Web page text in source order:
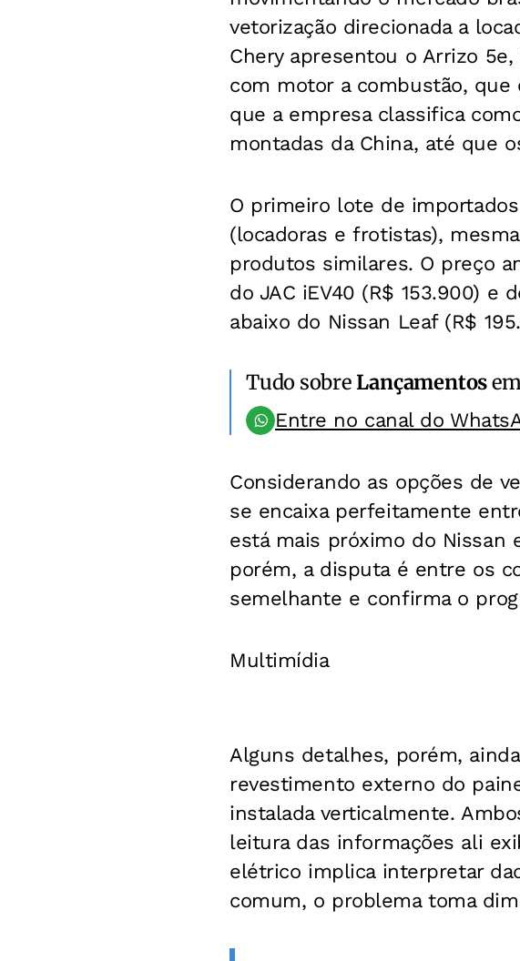
vetorização direcionada a
Chery apresentou o Arrizo
com motor a combustão,
que a empresa classifica
montadas da China, até que
O primeiro lote de
(locadoras e frotistas),
produtos similares. O preço
do JAC iEV40 (R$ 153.900) e
abaixo do Nissan Leaf (R$
Tudo sobreLançamentos
Entre no canal do
Considerando as opções de
se encaixa perfeitamente
está mais próximo do Nissan
porém, a disputa é entre os
semelhante e confirma o
Multimídia
Alguns detalhes, porém,
revestimento externo do
instalada verticalmente.
leitura das informações ali
elétrico implica interpretar
comum, o problema toma